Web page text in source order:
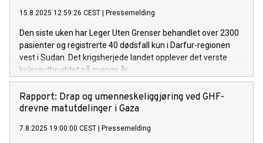
15.8.2025 12:59:26 CEST Pressemelding
Den siste uken har Leger Uten Grenser behandlet over 2300
pasienter og registrerte 40 dødsfall kun i Darfur-regionen
vest i Sudan. Det krigsherjede landet opplever det verste
kolerautbruddet på mange år.
Rapport: Drap og umenneskeliggjøring ved GHF-
drevne matutdelinger i Gaza
7.8.2025 19:00:00 CEST Pressemelding